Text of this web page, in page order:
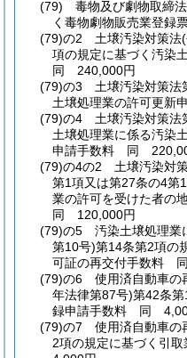
(79)
毒物及び劇物取締
く毒物劇物販売業登
(79)の2
土壌汚染対策法
項の規定に基づく汚染
同 240,000円
(79)の3
土壌汚染対策法
土壌処理業の許可更
(79)の4
土壌汚染対策法
土壌処理業に係る汚染
申請手数料 同
(79)の4の2
土壌汚染対
第1項又は第27条の4第
業の許可を受けた者の
同 120,000円
(79)の5
汚染土壌処理業
第10号)第14条第2項の
可証の再交付手数料
(79)の6
使用済自動車の
年法律第87号)第42条
録申請手数料 同
(79)の7
使用済自動車の
2項の規定に基づく引